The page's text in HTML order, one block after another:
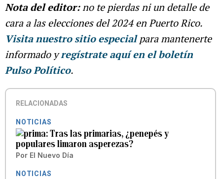
Nota del editor:no te pierdas ni un detalle de
cara a las elecciones del 2024 en Puerto Rico.
Visita nuestro sitio especialpara mantenerte
informado yregístrate aquí en el boletín
Pulso Político.
RELACIONADAS
NOTICIAS
Tras las primarias, ¿penepés y
populares limaron asperezas?
Por El Nuevo Día
NOTICIAS